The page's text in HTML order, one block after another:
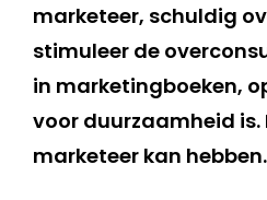
marketeer, schuldig
stimuleer de
in marketingboeken,
voor duurzaamheid is.
marketeer kan hebben.